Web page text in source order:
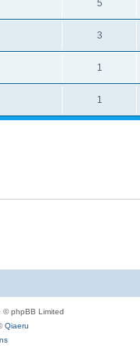
5
3
1
1
© phpBB Limited
Qiaeru